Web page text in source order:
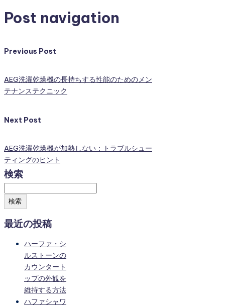
Post navigation
Previous Post
AEG洗濯乾燥機の長持ちする性能のためのメン
テナンステクニック
Next Post
AEG洗濯乾燥機が加熱しない：トラブルシュー
ティングのヒント
検索
検索
最近の投稿
ハーファ・シ
ルストーンの
カウンタート
ップの外観を
維持する方法
ハファシャワ